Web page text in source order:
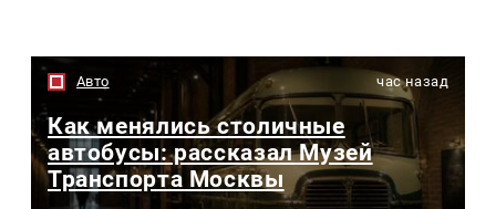
Авто час назад
Как менялись столичные
автобусы: рассказал Музей
Транспорта Москвы